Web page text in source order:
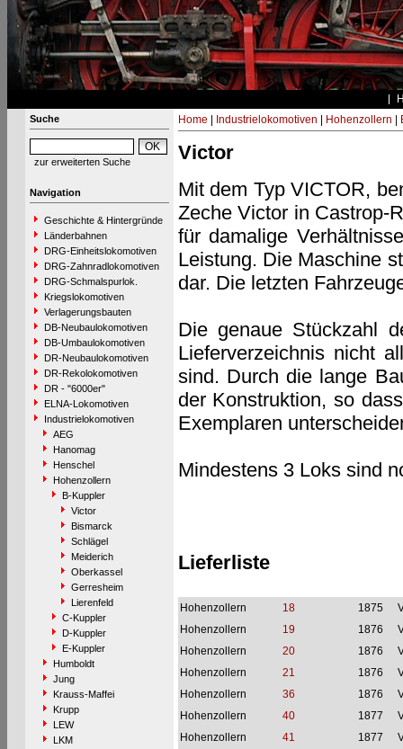
Suche
zur erweiterten Suche
Navigation
Geschichte & Hintergründe
Länderbahnen
DRG-Einheitslokomotiven
DRG-Zahnradlokomotiven
DRG-Schmalspurlok.
Kriegslokomotiven
Verlagerungsbauten
DB-Neubaulokomotiven
DB-Umbaulokomotiven
DR-Neubaulokomotiven
DR-Rekolokomotiven
DR - "6000er"
ELNA-Lokomotiven
Industrielokomotiven
AEG
Hanomag
Henschel
Hohenzollern
B-Kuppler
Victor
Bismarck
Schlägel
Meiderich
Oberkassel
Gerresheim
Lierenfeld
C-Kuppler
D-Kuppler
E-Kuppler
Humboldt
Jung
Krauss-Maffei
Krupp
LEW
LKM
Home Industrielokomotiven Hohenzollern
Victor
Mit dem Typ VICTOR,
Zeche Victor in Castrop-
für damalige
Leistung. Die Maschine
dar. Die letzten
Die genaue Stückzahl
Lieferverzeichnis nicht
sind. Durch die lange
der Konstruktion, so
Exemplaren
Mindestens 3 Loks sind
Lieferliste
Hohenzollern 18 1875
Hohenzollern
19 1876
Hohenzollern
20 1876
Hohenzollern
21 1876
Hohenzollern
36 1876
Hohenzollern
40 1877
Hohenzollern
41 1877